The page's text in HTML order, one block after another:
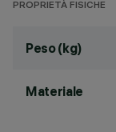
PROPRIETÀ FISICHE
Peso (kg)
Materiale